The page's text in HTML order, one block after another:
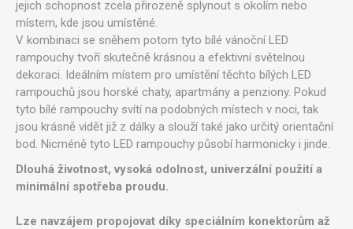
jejich schopnost zcela přirozeně splynout s okolím nebo
místem, kde jsou umístěné.
V kombinaci se sněhem potom tyto bílé vánoční LED
rampouchy tvoří skutečně krásnou a efektivní světelnou
dekoraci. Ideálním místem pro umístění těchto bílých LED
rampouchů jsou horské chaty, apartmány a penziony. Pokud
tyto bílé rampouchy svítí na podobných místech v noci, tak
jsou krásně vidět již z dálky a slouží také jako určitý orientační
bod. Nicméně tyto LED rampouchy působí harmonicky i jinde.
Dlouhá životnost, vysoká odolnost, univerzální použití a
minimální spotřeba proudu.
Lze navzájem propojovat díky speciálním konektorům až